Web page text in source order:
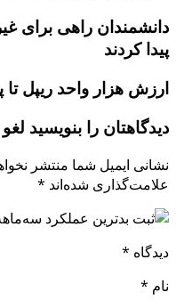
دانشمندان راهی برای
پیدا کردند
ارزش هزار واحد ریپل تا پایان ۲۰۲۶ چقدر
دیدگاهتان را بنویسید
نشانی ایمیل شما منتشر
علامت‌گذاری شده‌اند *
دیدگاه *
نام *